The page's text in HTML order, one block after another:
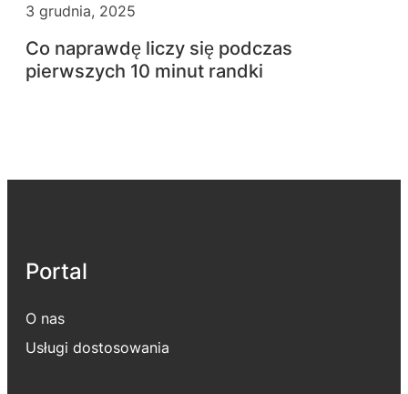
3 grudnia, 2025
Co naprawdę liczy się podczas
pierwszych 10 minut randki
Portal
O nas
Usługi dostosowania